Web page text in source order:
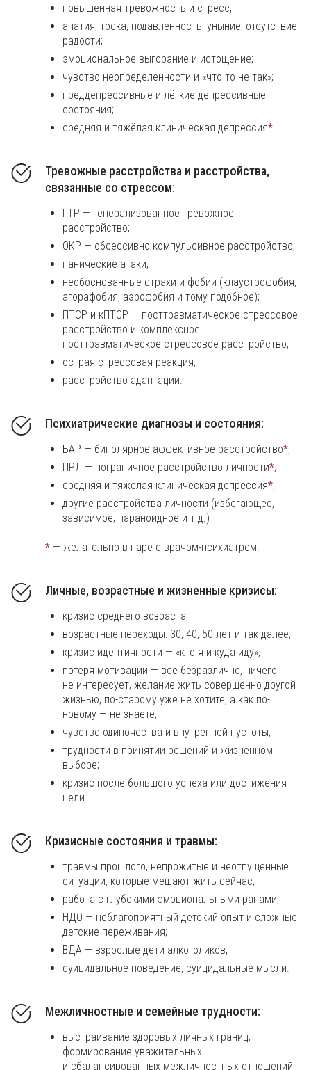
повышенная тревожность и стресс;
апатия, тоска, подавленность, уныние, отсутствие
радости;
эмоциональное выгорание и истощение;
чувство неопределенности и «что-то не так»;
преддепрессивные и лёгкие депрессивные
состояния;
средняя и тяжёлая клиническая депрессия*
Тревожные расстройства и расстройства,
связанные со стрессом:
ГТР — генерализованное тревожное
расстройство;
ОКР — обсессивно-компульсивное расстройство;
панические атаки;
необоснованные страхи и фобии (клаустрофобия,
агорафобия, аэрофобия и тому подобное);
ПТСР и кПТСР — посттравматическое стрессовое
расстройство и комплексное
посттравматическое стрессовое расстройство;
острая стрессовая реакция;
расстройство адаптации.
Психиатрические диагнозы и состояния:
БАР — биполярное аффективное расстройство*;
ПРЛ — пограничное расстройство личности*;
средняя и тяжёлая клиническая депрессия*;
другие расстройства личности (избегающее,
зависимое, параноидное и т.д.)
* — желательно в паре с врачом-психиатром.
Личные, возрастные и жизненные кризисы:
кризис среднего возраста;
возрастные переходы: 30, 40, 50 лет и так далее;
кризис идентичности — «кто я и куда иду»;
потеря мотивации — всё безразлично, ничего
не интересует, желание жить совершенно другой
жизнью, по-старому уже не хотите, а как по-
новому — не знаете;
чувство одиночества и внутренней пустоты;
трудности в принятии решений и жизненном
выборе;
кризис после большого успеха или достижения
цели.
Кризисные состояния и травмы:
травмы прошлого, непрожитые и неотпущенные
ситуации, которые мешают жить сейчас;
работа с глубокими эмоциональными ранами;
НДО — неблагоприятный детский опыт и сложные
детские переживания;
ВДА — взрослые дети алкоголиков;
суицидальное поведение, суицидальные мысли.
Межличностные и семейные трудности:
выстраивание здоровых личных границ,
формирование уважительных
и сбалансированных межличностных отношений